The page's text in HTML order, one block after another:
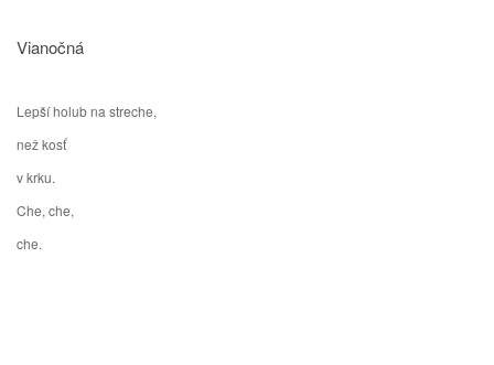
Vianočná
Lepší holub na streche,
než kosť
v krku.
Che, che,
che.